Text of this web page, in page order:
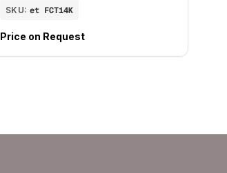
SKU: et FCT14K
Price on Request